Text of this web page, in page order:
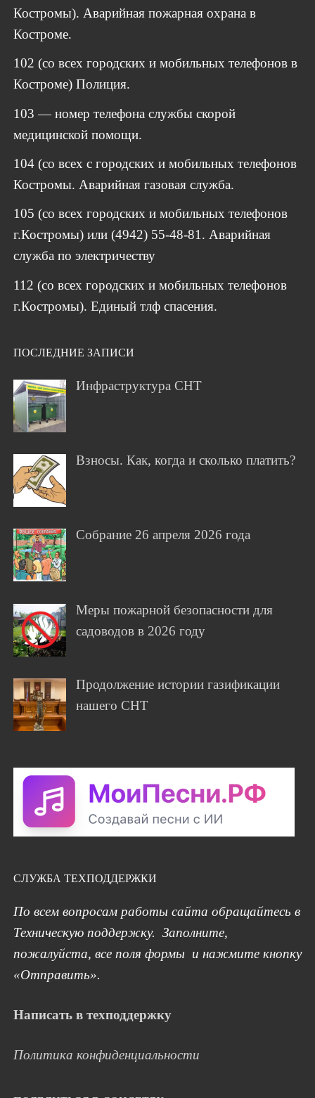
Костромы). Аварийная пожарная охрана в
Костроме.
102 (со всех городских и мобильных телефонов в
Костроме) Полиция.
103 — номер телефона службы скорой
медицинской помощи.
104 (со всех с городских и мобильных телефонов
Костромы. Аварийная газовая служба.
105 (со всех городских и мобильных телефонов
г.Костромы) или (4942) 55-48-81. Аварийная
служба по электричеству
112 (со всех городских и мобильных телефонов
г.Костромы). Единый тлф спасения.
ПОСЛЕДНИЕ ЗАПИСИ
Инфраструктура СНТ
Взносы. Как, когда и сколько платить?
Собрание 26 апреля 2026 года
Меры пожарной безопасности для
садоводов в 2026 году
Продолжение истории газификации
нашего СНТ
СЛУЖБА ТЕХПОДДЕРЖКИ
По всем вопросам работы сайта обращайтесь в
Техническую поддержку. Заполните,
пожалуйста, все поля формы и нажмите кнопку
«Отправить».
Написать в техподдержку
Политика конфиденциальности